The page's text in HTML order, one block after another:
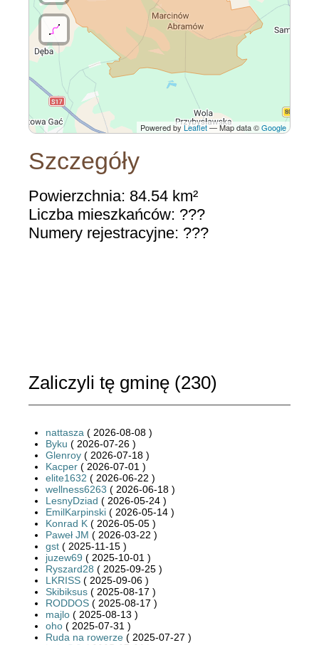
Powered byLeaflet— Map data ©Google
Szczegóły
Powierzchnia: 84.54 km²
Liczba mieszkańców: ???
Numery rejestracyjne: ???
Zaliczyli tę gminę (230)
nattasza ( 2026-08-08 )
Byku ( 2026-07-26 )
Glenroy ( 2026-07-18 )
Kacper ( 2026-07-01 )
elite1632 ( 2026-06-22 )
wellness6263 ( 2026-06-18 )
LesnyDziad ( 2026-05-24 )
EmilKarpinski ( 2026-05-14 )
Konrad K ( 2026-05-05 )
Paweł JM ( 2026-03-22 )
gst ( 2025-11-15 )
juzew69 ( 2025-10-01 )
Ryszard28 ( 2025-09-25 )
LKRISS ( 2025-09-06 )
Skibiksus ( 2025-08-17 )
RODDOS ( 2025-08-17 )
majlo ( 2025-08-13 )
oho ( 2025-07-31 )
Ruda na rowerze ( 2025-07-27 )